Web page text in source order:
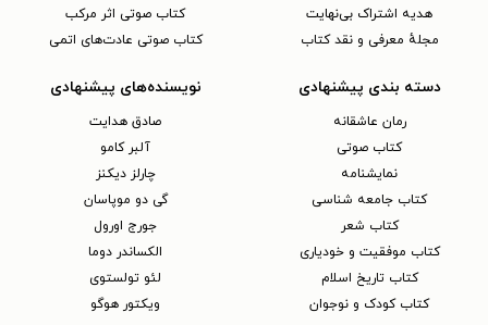
هدیه اشتراک بی‌نهایت
مجلهٔ معرفی و نقد کتاب
کتاب صوتی اثر مرکب
کتاب صوتی عادت‌های اتمی
دسته بندی پیشنهادی
رمان عاشقانه
کتاب‌ صوتی
نمایشنامه
کتاب جامعه شناسی
کتاب شعر
کتاب موفقیت و خودیاری
کتاب تاریخ اسلام
کتاب کودک و نوجوان
نویسنده‌های پیشنهادی
صادق هدایت
آلبر کامو
چارلز دیکنز
گی دو موپاسان
جورج اورول
الکساندر دوما
لئو تولستوی
ویکتور هوگو